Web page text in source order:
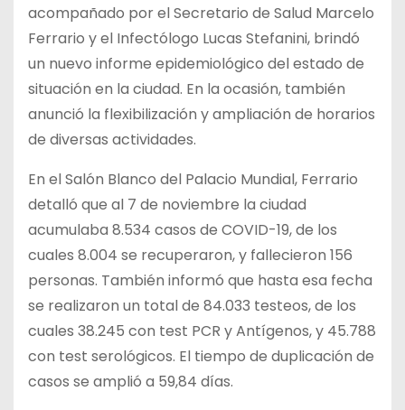
acompañado por el Secretario de Salud Marcelo
Ferrario y el Infectólogo Lucas Stefanini, brindó
un nuevo informe epidemiológico del estado de
situación en la ciudad. En la ocasión, también
anunció la flexibilización y ampliación de horarios
de diversas actividades.
En el Salón Blanco del Palacio Mundial, Ferrario
detalló que al 7 de noviembre la ciudad
acumulaba 8.534 casos de COVID-19, de los
cuales 8.004 se recuperaron, y fallecieron 156
personas. También informó que hasta esa fecha
se realizaron un total de 84.033 testeos, de los
cuales 38.245 con test PCR y Antígenos, y 45.788
con test serológicos. El tiempo de duplicación de
casos se amplió a 59,84 días.